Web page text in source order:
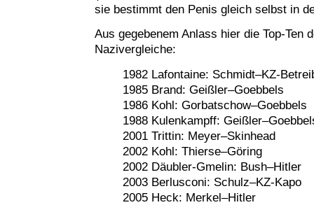
sie bestimmt den Penis gleich selbst in
Aus gegebenem Anlass hier die Top-Ten
Nazivergleiche:
1982 Lafontaine: Schmidt–KZ-
1985 Brand: Geißler–Goebbels
1986 Kohl: Gorbatschow–Goebbels
1988 Kulenkampff:
2001 Trittin: Meyer–Skinhead
2002 Kohl: Thierse–Göring
2002 Däubler-Gmelin: Bush–Hitler
2003 Berlusconi: Schulz–KZ-Kapo
2005 Heck: Merkel–Hitler